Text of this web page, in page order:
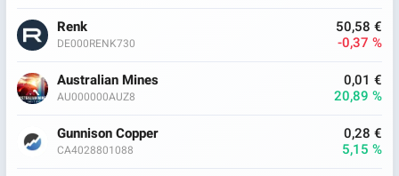
Renk
DE000RENK730
50,58 €
-0,37 %
Australian Mines
AU000000AUZ8
0,01 €
20,89 %
Gunnison Copper
CA4028801088
0,28 €
5,15 %